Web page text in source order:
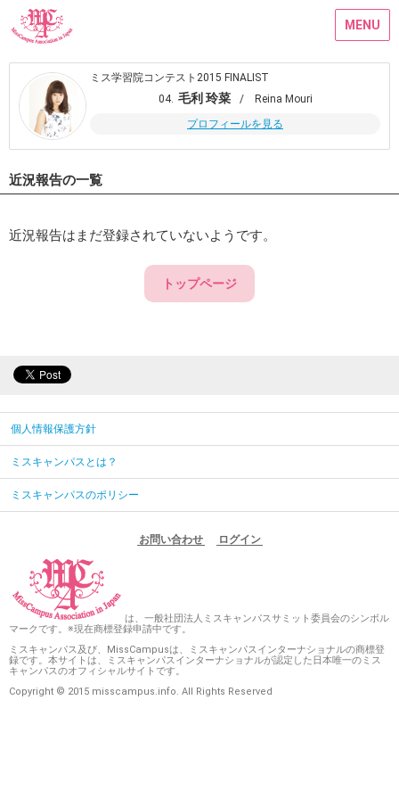
MENU
ミス学習院コンテスト2015 FINALIST
04. 毛利 玲菜
/ Reina Mouri
プロフィールを見る
近況報告の一覧
近況報告はまだ登録されていないようです。
トップページ
個人情報保護方針
ミスキャンパスとは？
ミスキャンパスのポリシー
お問い合わせ ログイン
は、一般社団法人ミスキャンパスサミット委員会のシンボル
マークです。※現在商標登録申請中です。
ミスキャンパス及び、MissCampusは、ミスキャンパスインターナショナルの商標登
録です。本サイトは、ミスキャンパスインターナショナルが認定した日本唯一のミス
キャンパスのオフィシャルサイトです。
Copyright © 2015 misscampus.info. All Rights Reserved